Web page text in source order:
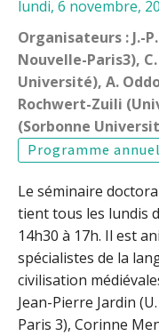
lundi, 6 novembre,
Organisateurs : J.-
Nouvelle-Paris3),
Université), A.
Rochwert-Zuili
(Sorbonne
Programme annuel
Le séminaire
tient tous les lundis
14h30 à 17h. Il est
spécialistes de la
civilisation
Jean-Pierre Jardin
Paris 3), Corinne